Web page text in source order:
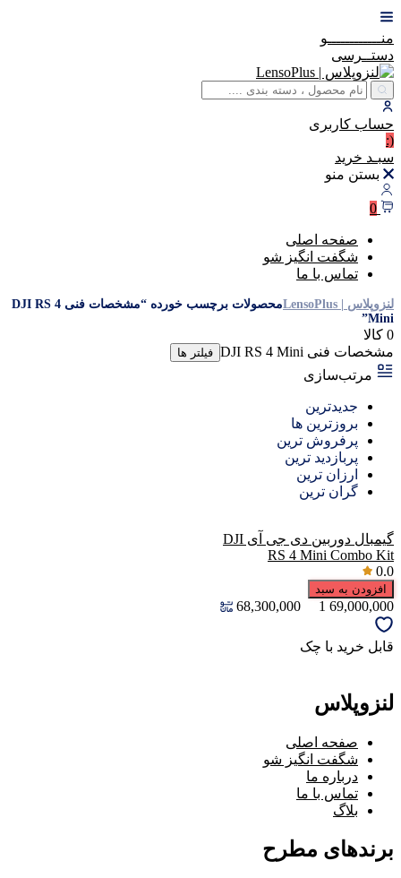
منــــــــــــو
دستــرسی
حساب کاربری
(:
سبـد خرید
بستن منو
0
صفحه اصلی
شگفت انگیز شو
تماس با ما
لنزوپلاس | LensoPlus
محصولات برچسب خورده “مشخصات فنی DJI RS 4
Mini”
0 کالا
مشخصات فنی DJI RS 4 Mini
فیلتر ها
مرتب‌سازی
جدیدترین
بروزترین ها
پرفروش ترین
پربازدید ترین
ارزان ترین
گران ترین
گيمبال دوربين دی جی آی DJI
RS 4 Mini Combo Kit
0.0
افزودن به سبد
69,000,000
1
68,300,000
قابل خرید با چک
لنزوپلاس
صفحه اصلی
شگفت انگیز شو
درباره ما
تماس با ما
بلاگ
برندهای مطرح